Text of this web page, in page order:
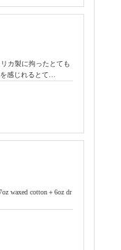
カ製に拘ったとても
感じれるとて…
cotton＋6oz dr